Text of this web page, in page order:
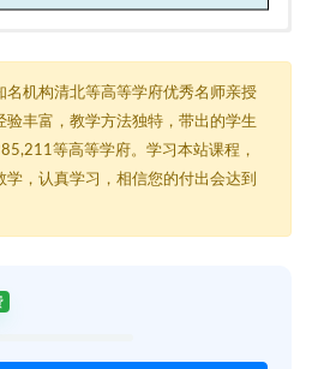
全天氛围铺垫。 .mp4
制，打造美美的新娘。 .mp4
布置。 .mp4
与机位 .mp4
.mp4
剖析 .mp4
中的段落衔接技巧 .mp4
名机构清北等高等学府优秀名师亲授
验丰富，教学方法独特，带出的学生
等高等学府。学习本站课程，
，认真学习，相信您的付出会达到